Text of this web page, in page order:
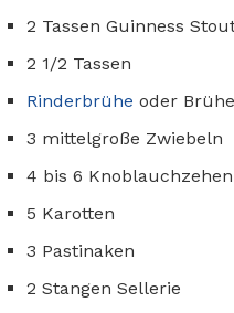
2 Tassen Guinness
2 1/2 Tassen
Rinderbrühe oder Brühe
3 mittelgroße Zwiebeln
4 bis 6 Knoblauchzehen
5 Karotten
3 Pastinaken
2 Stangen Sellerie